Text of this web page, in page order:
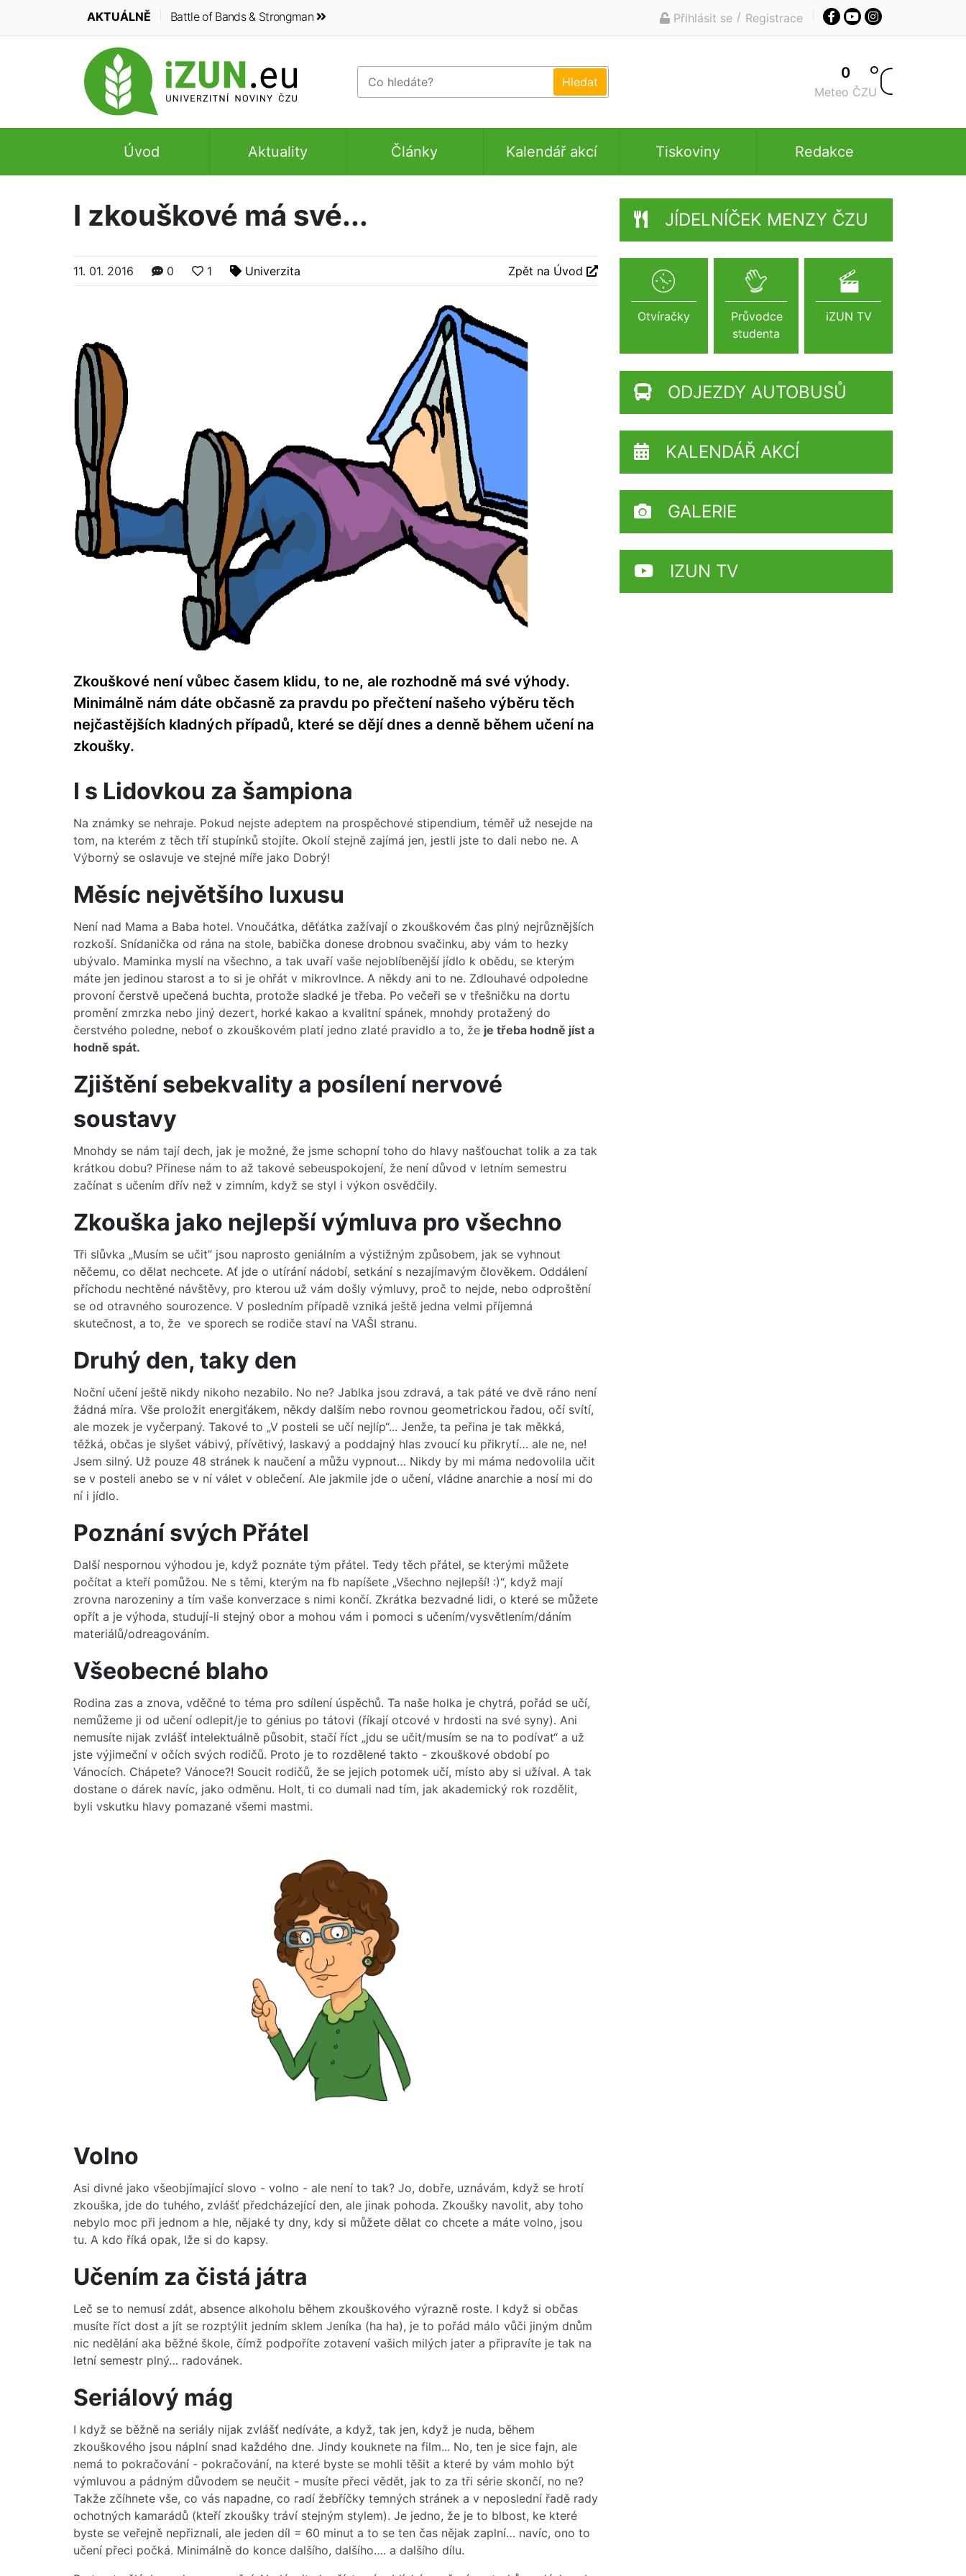
AKTUÁLNĚ Battle of Bands & Strongman Přihlásit se / Registrace
0
Meteo ČZU
Úvod Aktuality Články Kalendář akcí Tiskoviny Redakce
I zkouškové má své...
11. 01. 2016 0 1 Univerzita Zpět na Úvod
Zkouškové není vůbec časem klidu, to ne, ale rozhodně má své výhody.
Minimálně nám dáte občasně za pravdu po přečtení našeho výběru těch
nejčastějších kladných případů, které se dějí dnes a denně během učení na
zkoušky.
I s Lidovkou za šampiona
Na známky se nehraje. Pokud nejste adeptem na prospěchové stipendium, téměř už nesejde na
tom, na kterém z těch tří stupínků stojíte. Okolí stejně zajímá jen, jestli jste to dali nebo ne. A
Výborný se oslavuje ve stejné míře jako Dobrý!
Měsíc největšího luxusu
Není nad Mama a Baba hotel. Vnoučátka, děťátka zažívají o zkouškovém čas plný nejrůznějších
rozkoší. Snídanička od rána na stole, babička donese drobnou svačinku, aby vám to hezky
ubývalo. Maminka myslí na všechno, a tak uvaří vaše nejoblíbenější jídlo k obědu, se kterým
máte jen jedinou starost a to si je ohřát v mikrovlnce. A někdy ani to ne. Zdlouhavé odpoledne
provoní čerstvě upečená buchta, protože sladké je třeba. Po večeři se v třešničku na dortu
promění zmrzka nebo jiný dezert, horké kakao a kvalitní spánek, mnohdy protažený do
čerstvého poledne, neboť o zkouškovém platí jedno zlaté pravidlo a to, že je třeba hodně jíst a
hodně spát.
Zjištění sebekvality a posílení nervové
soustavy
Mnohdy se nám tají dech, jak je možné, že jsme schopní toho do hlavy našťouchat tolik a za tak
krátkou dobu? Přinese nám to až takové sebeuspokojení, že není důvod v letním semestru
začínat s učením dřív než v zimním, když se styl i výkon osvědčily.
Zkouška jako nejlepší výmluva pro všechno
Tři slůvka „Musím se učit” jsou naprosto geniálním a výstižným způsobem, jak se vyhnout
něčemu, co dělat nechcete. Ať jde o utírání nádobí, setkání s nezajímavým člověkem. Oddálení
příchodu nechtěné návštěvy, pro kterou už vám došly výmluvy, proč to nejde, nebo odproštění
se od otravného sourozence. V posledním případě vzniká ještě jedna velmi příjemná
skutečnost, a to, že ve sporech se rodiče staví na VAŠI stranu.
Druhý den, taky den
Noční učení ještě nikdy nikoho nezabilo. No ne? Jablka jsou zdravá, a tak páté ve dvě ráno není
žádná míra. Vše proložit energiťákem, někdy dalším nebo rovnou geometrickou řadou, očí svítí,
ale mozek je vyčerpaný. Takové to „V posteli se učí nejlíp“... Jenže, ta peřina je tak měkká,
těžká, občas je slyšet vábivý, přívětivý, laskavý a poddajný hlas zvoucí ku přikrytí… ale ne, ne!
Jsem silný. Už pouze 48 stránek k naučení a můžu vypnout… Nikdy by mi máma nedovolila učit
se v posteli anebo se v ní válet v oblečení. Ale jakmile jde o učení, vládne anarchie a nosí mi do
ní i jídlo.
Poznání svých Přátel
Další nespornou výhodou je, když poznáte tým přátel. Tedy těch přátel, se kterými můžete
počítat a kteří pomůžou. Ne s těmi, kterým na fb napíšete „Všechno nejlepší! :)“, když mají
zrovna narozeniny a tím vaše konverzace s nimi končí. Zkrátka bezvadné lidi, o které se můžete
opřít a je výhoda, studují-li stejný obor a mohou vám i pomoci s učením/vysvětlením/dáním
materiálů/odreagováním.
Všeobecné blaho
Rodina zas a znova, vděčné to téma pro sdílení úspěchů. Ta naše holka je chytrá, pořád se učí,
nemůžeme ji od učení odlepit/je to génius po tátovi (říkají otcové v hrdosti na své syny). Ani
nemusíte nijak zvlášť intelektuálně působit, stačí říct „jdu se učit/musím se na to podívat“ a už
jste výjimeční v očích svých rodičů. Proto je to rozdělené takto - zkouškové období po
Vánocích. Chápete? Vánoce?! Soucit rodičů, že se jejich potomek učí, místo aby si užíval. A tak
dostane o dárek navíc, jako odměnu. Holt, ti co dumali nad tím, jak akademický rok rozdělit,
byli vskutku hlavy pomazané všemi mastmi.
Volno
Asi divné jako všeobjímající slovo - volno - ale není to tak? Jo, dobře, uznávám, když se hrotí
zkouška, jde do tuhého, zvlášť předcházející den, ale jinak pohoda. Zkoušky navolit, aby toho
nebylo moc při jednom a hle, nějaké ty dny, kdy si můžete dělat co chcete a máte volno, jsou
tu. A kdo říká opak, lže si do kapsy.
Učením za čistá játra
Leč se to nemusí zdát, absence alkoholu během zkouškového výrazně roste. I když si občas
musíte říct dost a jít se rozptýlit jedním sklem Jeníka (ha ha), je to pořád málo vůči jiným dnům
nic nedělání aka běžné škole, čímž podpoříte zotavení vašich milých jater a připravíte je tak na
letní semestr plný… radovánek.
Seriálový mág
I když se běžně na seriály nijak zvlášť nedíváte, a když, tak jen, když je nuda, během
zkouškového jsou náplní snad každého dne. Jindy kouknete na film... No, ten je sice fajn, ale
nemá to pokračování - pokračování, na které byste se mohli těšit a které by vám mohlo být
výmluvou a pádným důvodem se neučit - musíte přeci vědět, jak to za tři série skončí, no ne?
Takže zčíhnete vše, co vás napadne, co radí žebříčky temných stránek a v neposlední řadě rady
ochotných kamarádů (kteří zkoušky tráví stejným stylem). Je jedno, že je to blbost, ke které
byste se veřejně nepřiznali, ale jeden díl = 60 minut a to se ten čas nějak zaplní… navíc, ono to
učení přeci počká. Minimálně do konce dalšího, dalšího…. a dalšího dílu.
JÍDELNÍČEK MENZY ČZU
Otvíračky
Průvodce
studenta
iZUN TV
ODJEZDY AUTOBUSŮ
KALENDÁŘ AKCÍ
GALERIE
IZUN TV